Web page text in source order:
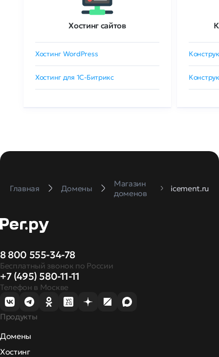
Хостинг сайтов
Хостинг WordPress
Хостинг для 1C-Битрикс
Главная Домены
Магазин
доменов
icement.ru
8 800 555-34-78
Бесплатный звонок по России
+7 (495) 580-11-11
Телефон в Москве
Продукты
Домены
Хостинг